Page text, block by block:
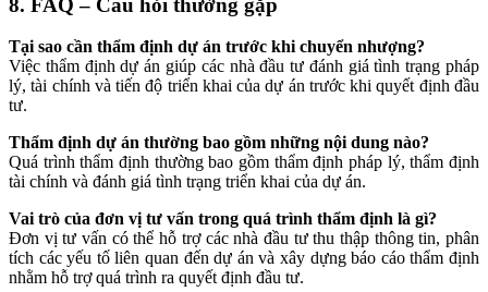
Tại sao cần thẩm định dự án trước khi chuyển nhượng?
Việc thẩm định dự án giúp các nhà đầu tư đánh giá tình trạng pháp
lý, tài chính và tiến độ triển khai của dự án trước khi quyết định đầu
tư.
Thẩm định dự án thường bao gồm những nội dung nào?
Quá trình thẩm định thường bao gồm thẩm định pháp lý, thẩm định
tài chính và đánh giá tình trạng triển khai của dự án.
Vai trò của đơn vị tư vấn trong quá trình thẩm định là gì?
Đơn vị tư vấn có thể hỗ trợ các nhà đầu tư thu thập thông tin, phân
tích các yếu tố liên quan đến dự án và xây dựng báo cáo thẩm định
nhằm hỗ trợ quá trình ra quyết định đầu tư.